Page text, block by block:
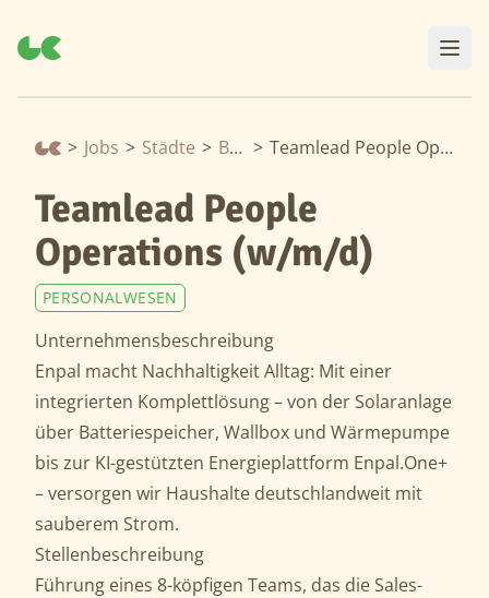
> Jobs > Städte > Berlin > Teamlead People Operations (w/m/d)
Teamlead People
Operations (w/m/d)
PERSONALWESEN
Unternehmensbeschreibung
Enpal macht Nachhaltigkeit Alltag: Mit einer
integrierten Komplettlösung – von der Solaranlage
über Batteriespeicher, Wallbox und Wärmepumpe
bis zur KI-gestützten Energie­plattform Enpal.One+
– versorgen wir Haushalte deutschlandweit mit
sauberem Strom.
Stellenbeschreibung
Führung eines 8-köpfigen Teams, das die Sales-